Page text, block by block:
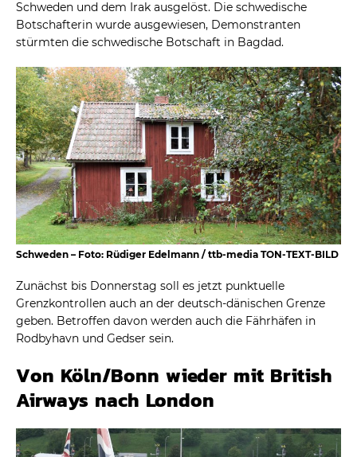
Schweden und dem Irak ausgelöst. Die schwedische
Botschafterin wurde ausgewiesen, Demonstranten
stürmten die schwedische Botschaft in Bagdad.
Schweden – Foto: Rüdiger Edelmann / ttb-media TON-TEXT-BILD
Zunächst bis Donnerstag soll es jetzt punktuelle
Grenzkontrollen auch an der deutsch-dänischen Grenze
geben. Betroffen davon werden auch die Fährhäfen in
Rodbyhavn und Gedser sein.
Von Köln/Bonn wieder mit British
Airways nach London